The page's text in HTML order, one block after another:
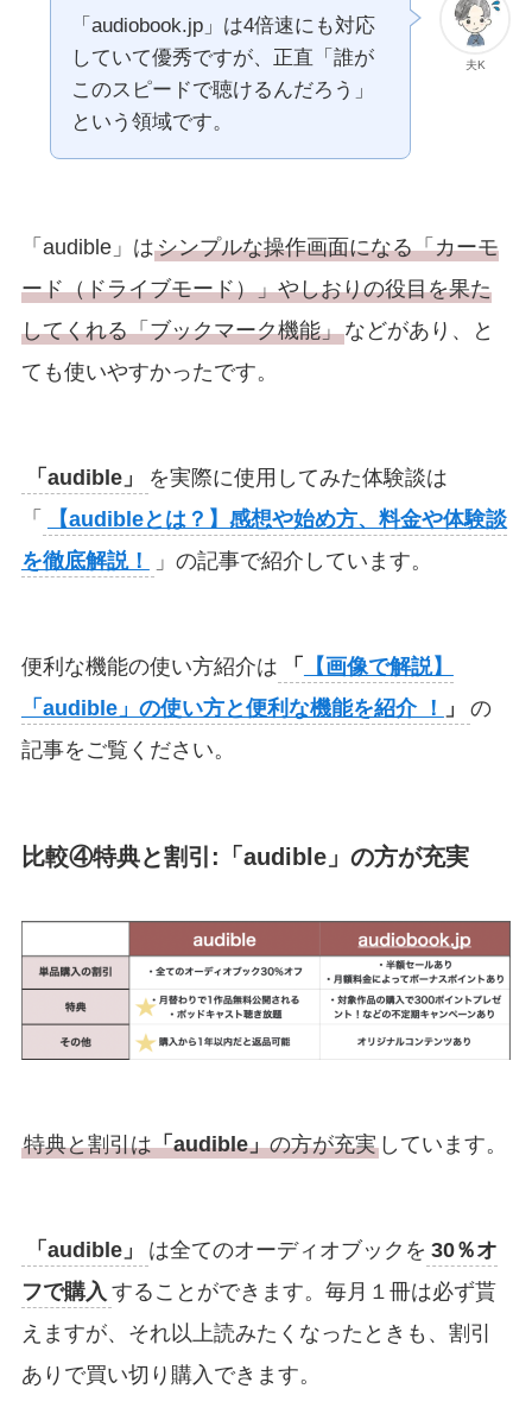
夫K
「audiobook.jp」は4倍速にも対応
していて優秀ですが、正直「誰が
このスピードで聴けるんだろう」
という領域です。
「audible」はシンプルな操作画面になる「カーモ
ード（ドライブモード）」やしおりの役目を果た
してくれる「ブックマーク機能」などがあり、と
ても使いやすかったです。
「audible」
を実際に使用してみた体験談は
「
【audibleとは？】感想や始め方、料金や体験談
を徹底解説！
」の記事で紹介しています。
便利な機能の使い方紹介は 「
【画像で解説】
「audible」の使い方と便利な機能を紹介 ！
」
の
記事をご覧ください。
比較④特典と割引:「audible」の方が充実
特典と割引は「audible」の方が充実しています。
「 audible」 は全てのオーディオブックを 30％オ
フで購入 することができます。毎月１冊は必ず貰
えますが、それ以上読みたくなったときも、割引
ありで買い切り購入できます。